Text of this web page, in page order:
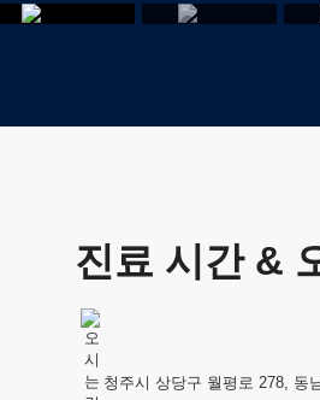
진료 시간 &
청주시 상당구 월평로 278, 동